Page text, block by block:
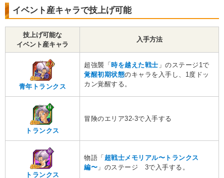
イベント産キャラで技上げ可能
技上げ可能な
イベント産キャラ
入手方法
青年トランクス
超強襲「 時を越えた戦士 」のステージ1で
覚醒初期状態のキャラを入手し、1度ドッ
カン覚醒する。
トランクス
冒険のエリア32-3で入手する
トランクス
物語「 超戦士メモリアル〜トランクス
編〜 」のステージ 3で入手する。